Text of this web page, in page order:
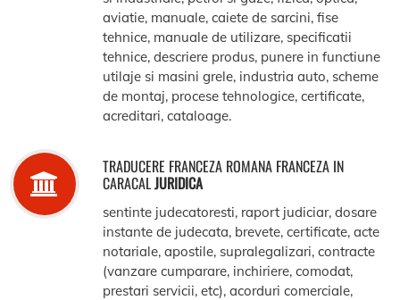
aviatie, manuale, caiete de sarcini, fise
tehnice, manuale de utilizare, specificatii
tehnice, descriere produs, punere in functiune
utilaje si masini grele, industria auto, scheme
de montaj, procese tehnologice, certificate,
acreditari, cataloage.
TRADUCERE FRANCEZA ROMANA FRANCEZA IN
CARACALJURIDICA
sentinte judecatoresti, raport judiciar, dosare
instante de judecata, brevete, certificate, acte
notariale, apostile, supralegalizari, contracte
(vanzare cumparare, inchiriere, comodat,
prestari servicii, etc), acorduri comerciale,